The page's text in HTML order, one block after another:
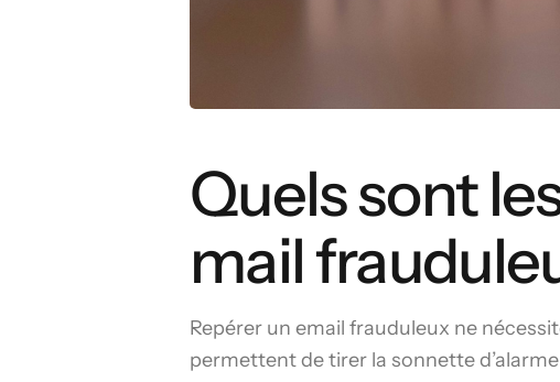
Quels sont
mail
Repérer un email frauduleux ne
permettent de tirer la sonnette